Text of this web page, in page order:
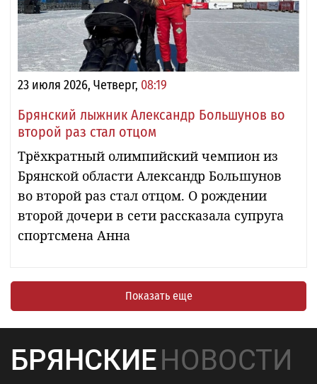
23 июля 2026, Четверг, 08:19
Брянский лыжник Александр Большунов во
второй раз стал отцом
Трёхкратный олимпийский чемпион из
Брянской области Александр Большунов
во второй раз стал отцом. О рождении
второй дочери в сети рассказала супруга
спортсмена Анна
Показать еще
БРЯНСКИЕНОВОСТИ